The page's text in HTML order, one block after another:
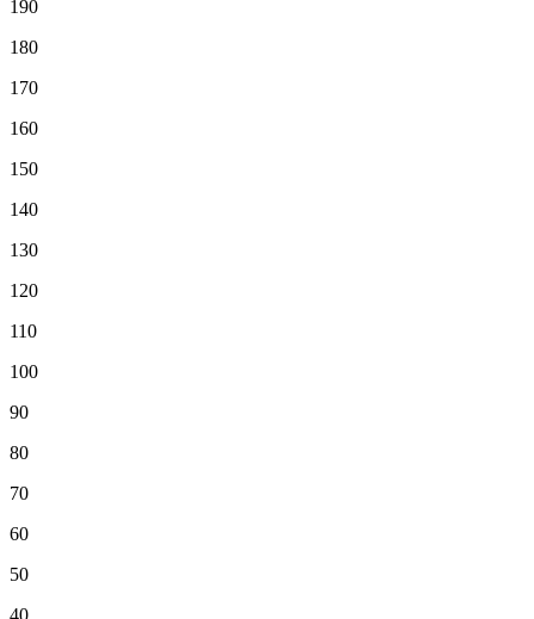
190
180
170
160
150
140
130
120
110
100
90
80
70
60
50
40